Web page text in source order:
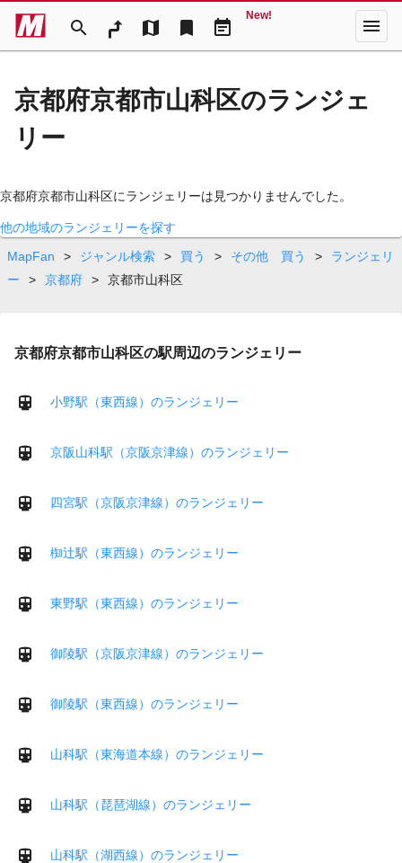
search map bookmark event_note
New! menu
京都府京都市山科区のランジェ
リー
京都府京都市山科区にランジェリーは見つかりませんでした。
他の地域のランジェリーを探す
MapFan
> ジャンル検索 > 買う > その他 買う >
ランジェリ
ー
> 京都府 > 京都市山科区
京都府京都市山科区の駅周辺のランジェリー
小野駅（東西線）のランジェリー
京阪山科駅（京阪京津線）のランジェリー
四宮駅（京阪京津線）のランジェリー
椥辻駅（東西線）のランジェリー
東野駅（東西線）のランジェリー
御陵駅（京阪京津線）のランジェリー
御陵駅（東西線）のランジェリー
山科駅（東海道本線）のランジェリー
山科駅（琵琶湖線）のランジェリー
山科駅（湖西線）のランジェリー